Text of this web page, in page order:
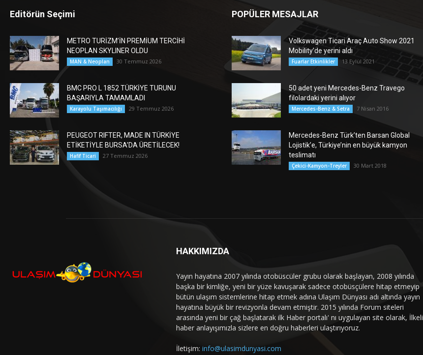
Editörün Seçimi
METRO TURİZM’İN PREMİUM TERCİHİ
NEOPLAN SKYLINER OLDU
MAN & Neoplan 30 Temmuz 2026
BMC PRO L 1852 TÜRKİYE TURUNU
BAŞARIYLA TAMAMLADI
Karayolu Taşımacılığı 29 Temmuz 2026
PEUGEOT RIFTER, MADE IN TÜRKİYE
ETİKETİYLE BURSA’DA ÜRETİLECEK!
Hafif Ticari 27 Temmuz 2026
POPÜLER MESAJLAR
Volkswagen Ticari Araç Auto Show 2021
Mobility’de yerini aldı
Fuarlar Etkinlikler 13 Eylül 2021
50 adet yeni Mercedes-Benz Travego
filolardaki yerini alıyor
Mercedes-Benz & Setra 7 Nisan 2016
Mercedes-Benz Türk’ten Barsan Global
Lojistik’e, Türkiye’nin en büyük kamyon
teslimatı
Çekici-Kamyon-Treyler 30 Mart 2018
HAKKIMIZDA
Yayın hayatına 2007 yılında otobüscüler grubu olarak başlayan, 2008 yılında
başka bir kimliğe, yeni bir yüze kavuşarak sadece otobüsçülere hitap etmeyip
bütün ulaşım sistemlerine hitap etmek adına Ulaşım Dünyası adı altında yayın
hayatına büyük bir revizyonla devam etmiştir. 2015 yılında Forum siteleri
arasında yeni bir çağ başlatarak ilk Haber portalı' nı uygulayan site olarak, İlkeli
haber anlayışımızla sizlere en doğru haberleri ulaştırıyoruz.
İletişim: info@ulasimdunyasi.com